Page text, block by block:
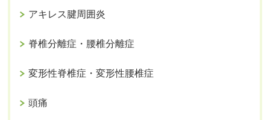
アキレス腱周囲炎
脊椎分離症・腰椎分離症
変形性脊椎症・変形性腰椎症
頭痛